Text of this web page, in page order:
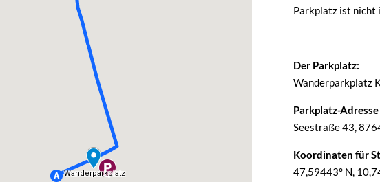
Parkplatz ist nicht
Der Parkplatz:
Wanderparkplatz
Parkplatz-
Seestraße 43,
Koordinaten für
47,59443° N,